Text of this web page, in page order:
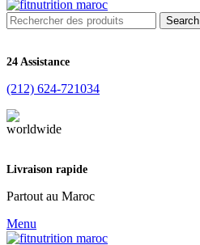
Search
24 Assistance
(212) 624-721034
Livraison rapide
Partout au Maroc
Menu